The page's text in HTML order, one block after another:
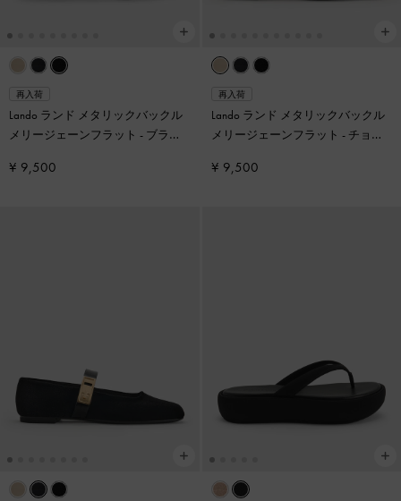
再入荷
Lando ランド メタリックバックル
メリージェーンフラット - ブラッ
¥ 9,500
再入荷
Lando ランド メタリックバックル
メリージェーンフラット - チョー
¥ 9,500